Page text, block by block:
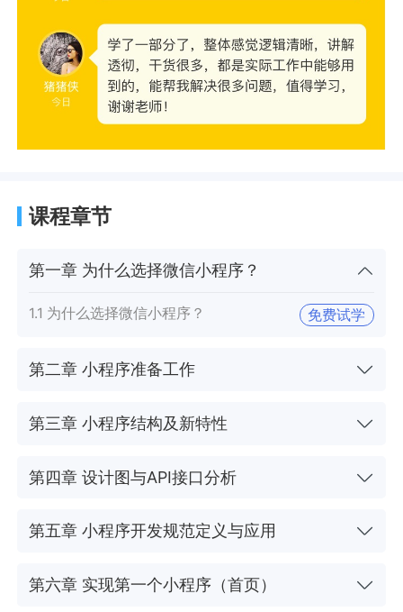
课程章节
第一章 为什么选择微信小程序？
1.1 为什么选择微信小程序？ 免费试学
第二章 小程序准备工作
第三章 小程序结构及新特性
第四章 设计图与API接口分析
第五章 小程序开发规范定义与应用
第六章 实现第一个小程序（首页）